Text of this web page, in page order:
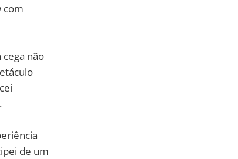
com
não
de um